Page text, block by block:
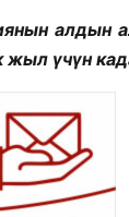
алдын
жыл үчүн